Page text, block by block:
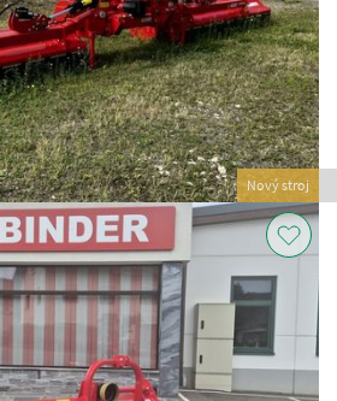
Nový stroj